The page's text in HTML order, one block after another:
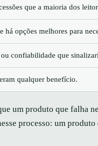
que a maioria dos
há opções melhores para
confiabilidade que
qualquer benefício.
um produto que falha
processo: um